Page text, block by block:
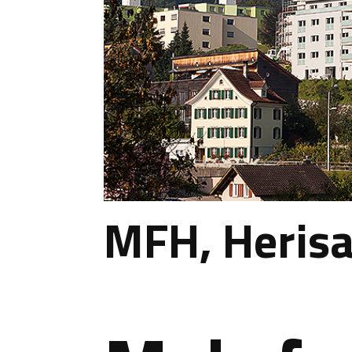
MFH,